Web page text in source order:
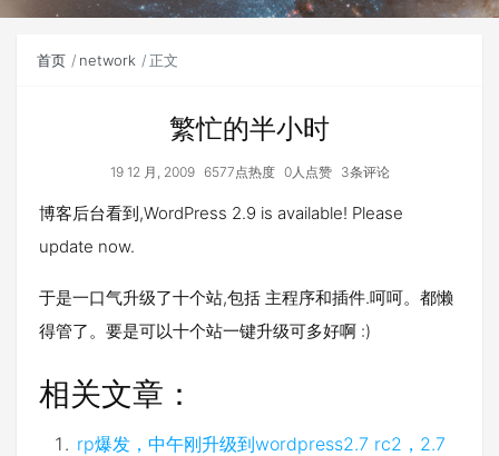
首页 network 正文
繁忙的半小时
19 12 月, 2009 6577点热度 0人点赞 3条评论
博客后台看到,WordPress 2.9 is available! Please
update now.
于是一口气升级了十个站,包括 主程序和插件.呵呵。都懒
得管了。要是可以十个站一键升级可多好啊 :)
相关文章：
rp爆发，中午刚升级到wordpress2.7 rc2，2.7